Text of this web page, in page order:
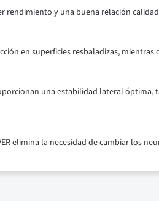
rendimiento y una buena relación
en superficies resbaladizas,
una estabilidad lateral
elimina la necesidad de cambiar los